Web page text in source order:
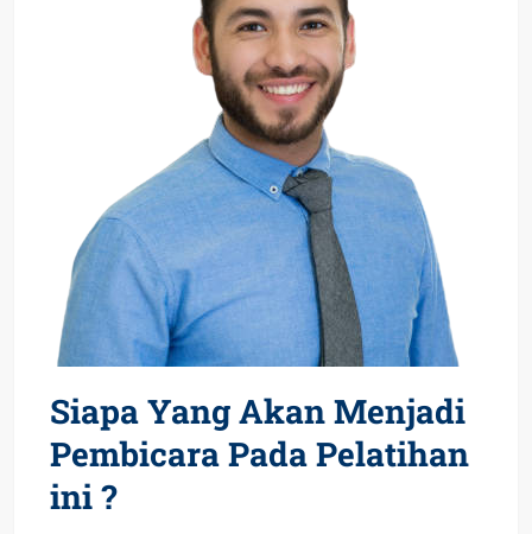
Siapa Yang Akan Menjadi
Pembicara Pada Pelatihan
ini ?